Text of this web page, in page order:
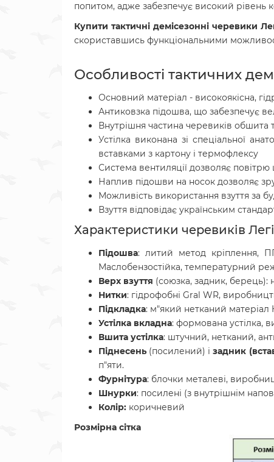
попитом, адже забезпечує високий рівень
Купити тактичні демісезонні черевики
скориставшись функціональними
Особливості тактичних
Основний матеріал - високоякісна,
Антиковзка підошва, що забезпечує
Внутрішня частина черевиків
Устілка виконана зі спеціальної
вставками з картону і термофлексу
Система вентиляції дозволяє
Наплив підошви на носок дозволяє
Можливість використання взуття за
Взуття відповідає українським
Характеристики черевиків
Підошва: литий метод кріплення,
Маслобензостійка, температурний
Верх взуття (союзка, задник, берець):
Нитки: гідрофобні Gral WR,
Підкладка: м"який нетканий матеріал
Устілка вкладна: формована устілка,
Вшита устілка: штучний, нетканий,
Піднесень (посилений) ізадник
п"яти.
Фурнітура: блочки металеві,
Шнурки: посилені (з внутрішнім
Колір: коричневий
Розмірна сітка